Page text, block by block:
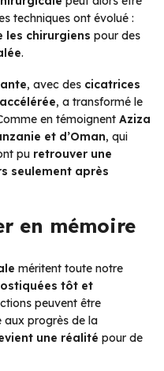
techniques ont évolué :
les chirurgiens pour des
.
, avec des cicatrices
, a transformé le
en témoignent Aziza
et d’Oman, qui
pu retrouver une
seulement après
en mémoire
méritent toute notre
tôt et
peuvent être
aux progrès de la
une réalité pour de